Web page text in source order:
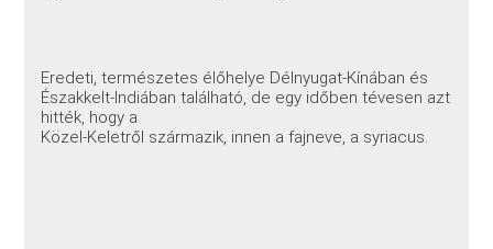
Eredeti, természetes élőhelye Délnyugat-Kínában és
Északkelt-Indiában található, de egy időben tévesen azt
hitték, hogy a
Közel-Keletről származik, innen a fajneve, a syriacus.